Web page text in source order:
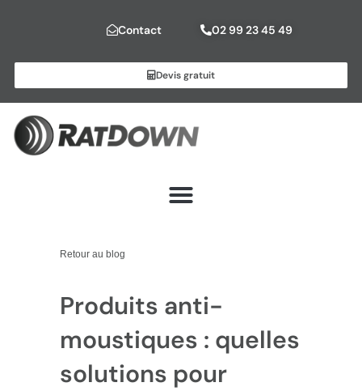
Contact 02 99 23 45 49
Devis gratuit
Retour au blog
Produits anti-
moustiques : quelles
solutions pour